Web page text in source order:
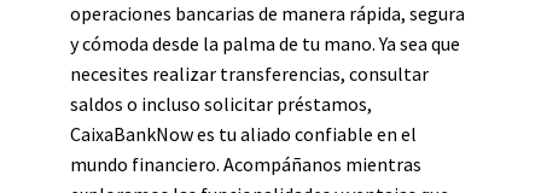
operaciones bancarias de manera rápida, segura
y cómoda desde la palma de tu mano. Ya sea que
necesites realizar transferencias, consultar
saldos o incluso solicitar préstamos,
CaixaBankNowes tu aliado confiable en el
mundo financiero. Acompáñanos mientras